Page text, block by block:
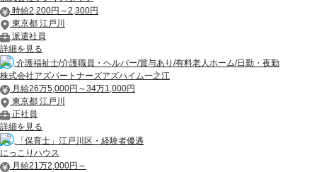
時給2,200円～2,300円
東京都 江戸川
派遣社員
詳細を見る
介護福祉士/介護職員・ヘルパー/賞与あり/有料老人ホーム/日勤・夜勤
株式会社アズパートナーズアズハイム一之江
月給26万5,000円～34万1,000円
東京都 江戸川
正社員
詳細を見る
「保育士」江戸川区・経験者優遇
にっこりハウス
月給21万2,000円～